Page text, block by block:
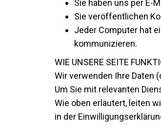
Sie haben uns per E-
Sie veröffentlichen
Jeder Computer hat
kommunizieren.
WIE UNSERE SEITE
Wir verwenden Ihre Daten
Um Sie mit relevanten
Wie oben erläutert, leiten
in der